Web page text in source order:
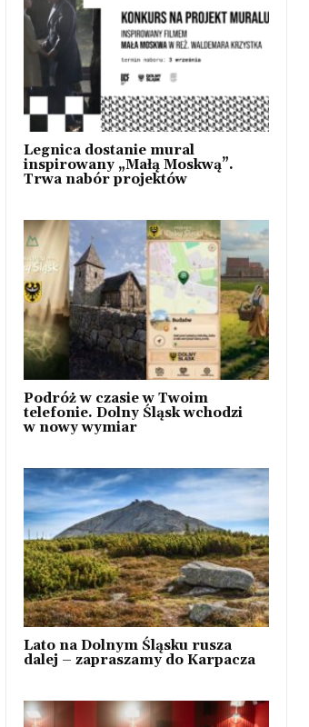
Legnica dostanie mural
inspirowany „Małą Moskwą”.
Trwa nabór projektów
Podróż w czasie w Twoim
telefonie. Dolny Śląsk wchodzi
w nowy wymiar
Lato na Dolnym Śląsku rusza
dalej – zapraszamy do Karpacza